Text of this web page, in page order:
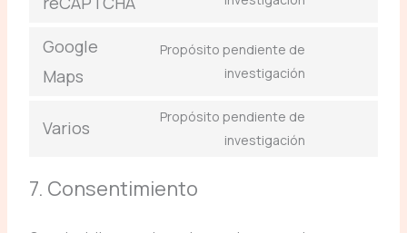
Google
Maps
Propósito pendiente de
investigación
Varios
Propósito pendiente de
investigación
7. Consentimiento